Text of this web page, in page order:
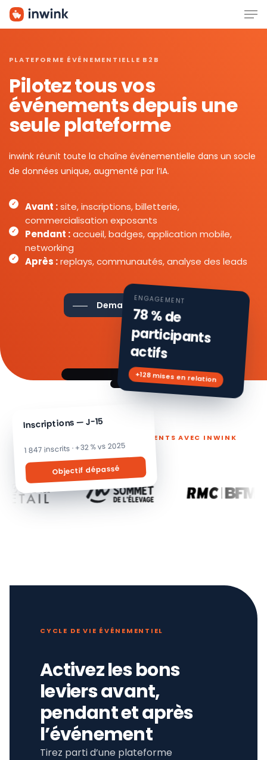
Skip
PLATEFORME ÉVÉNEMENTIELLE B2B
Pilotez tous vos
événements depuis une
seule plateforme
inwink réunit toute la chaîne événementielle dans un socle
de données unique, augmenté par l’IA.
Avant :site, inscriptions, billetterie,
commercialisation exposants
Pendant :accueil, badges, application mobile,
networking
Après :replays, communautés, analyse des leads
Demander une démo
Inscriptions — J-15
1 847 inscrits · +32 % vs 2025
Objectif dépassé
ENGAGEMENT
78 % de
participants
actifs
+128 mises en relation
ILS PILOTENT LEURS ÉVÉNEMENTS AVEC INWINK
CYCLE DE VIE ÉVÉNEMENTIEL
Activez les bons
leviers avant,
pendant et après
l’événement
Tirez parti d’une plateforme